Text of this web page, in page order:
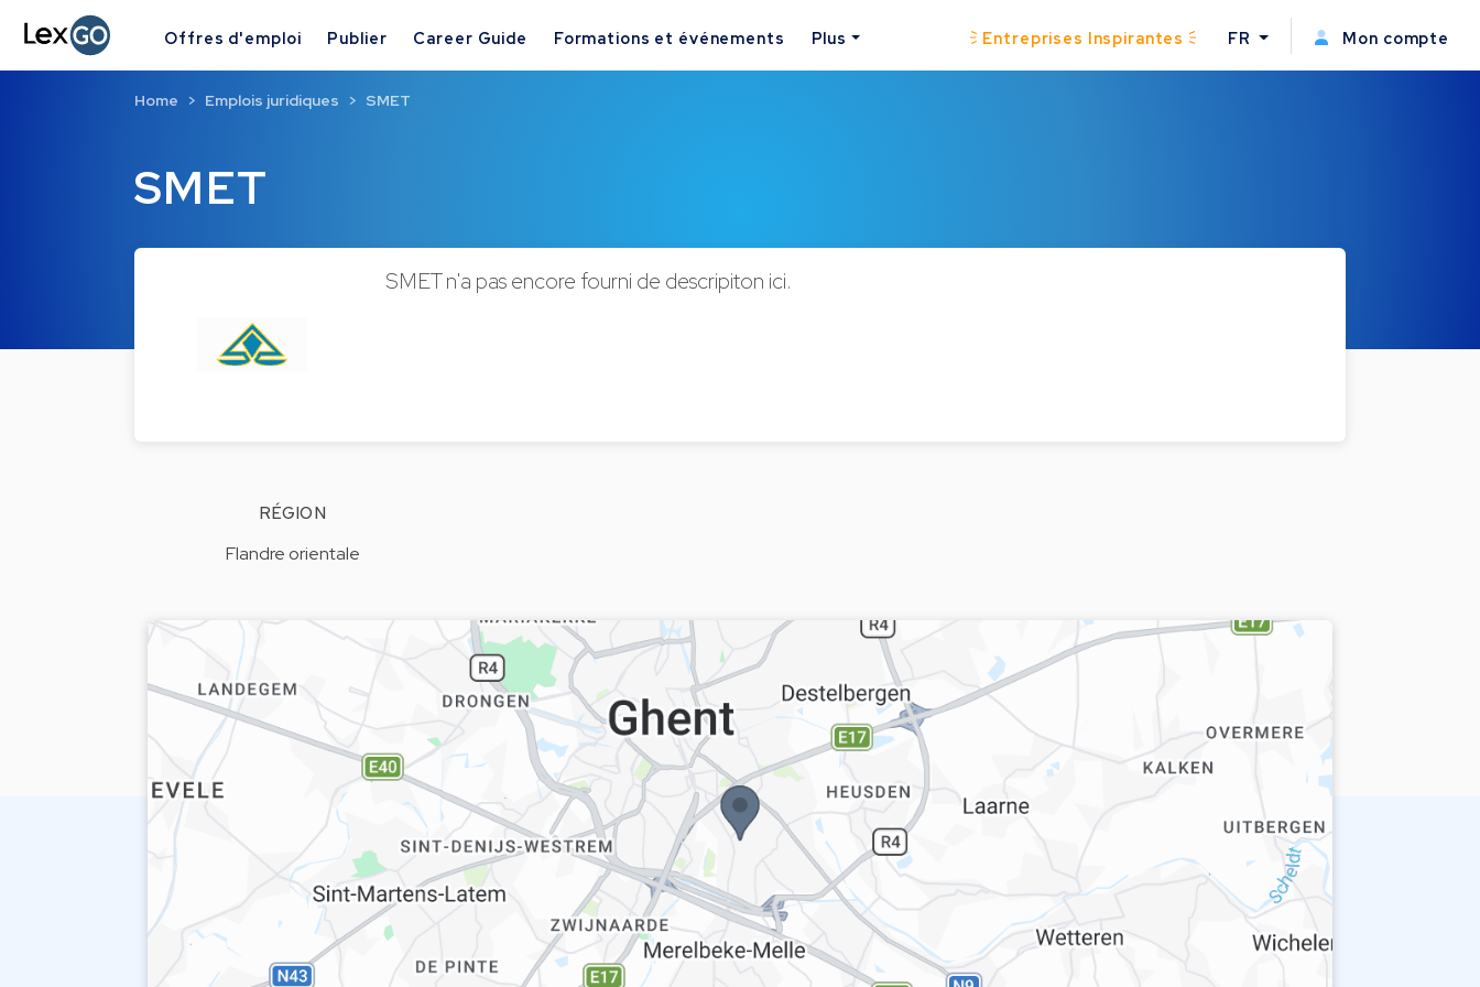
Offres d'emploi Publier Career Guide Formations et événements Plus Entreprises Inspirantes FR Mon compte
SMET
Home Emplois juridiques SMET
SMET n'a pas encore fourni de descripiton ici.
RÉGION
Flandre orientale